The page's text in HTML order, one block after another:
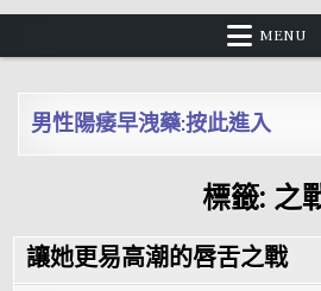
MENU
男性陽痿早洩藥:按此進入
標籤: 之
讓她更易高潮的唇舌之戰